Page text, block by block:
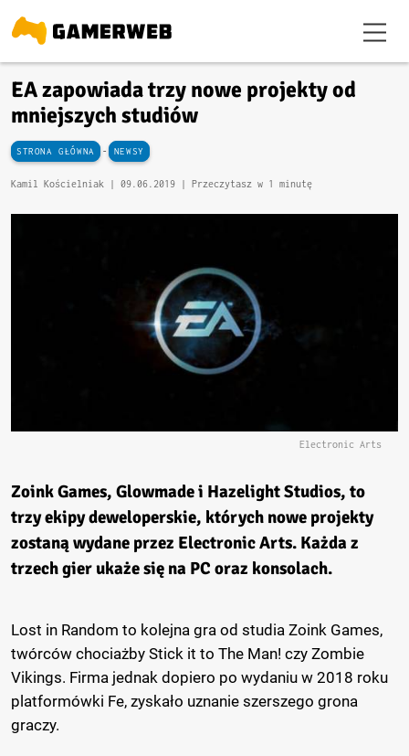
EA zapowiada trzy nowe projekty od
mniejszych studiów
STRONA GŁÓWNA - NEWSY
Kamil Kościelniak | 09.06.2019 | Przeczytasz w 1 minutę
Electronic Arts
Zoink Games, Glowmade i Hazelight Studios, to
trzy ekipy deweloperskie, których nowe projekty
zostaną wydane przez Electronic Arts. Każda z
trzech gier ukaże się na PC oraz konsolach.
Lost in Random to kolejna gra od studia Zoink Games,
twórców chociażby Stick it to The Man! czy Zombie
Vikings. Firma jednak dopiero po wydaniu w 2018 roku
platformówki Fe, zyskało uznanie szerszego grona
graczy.